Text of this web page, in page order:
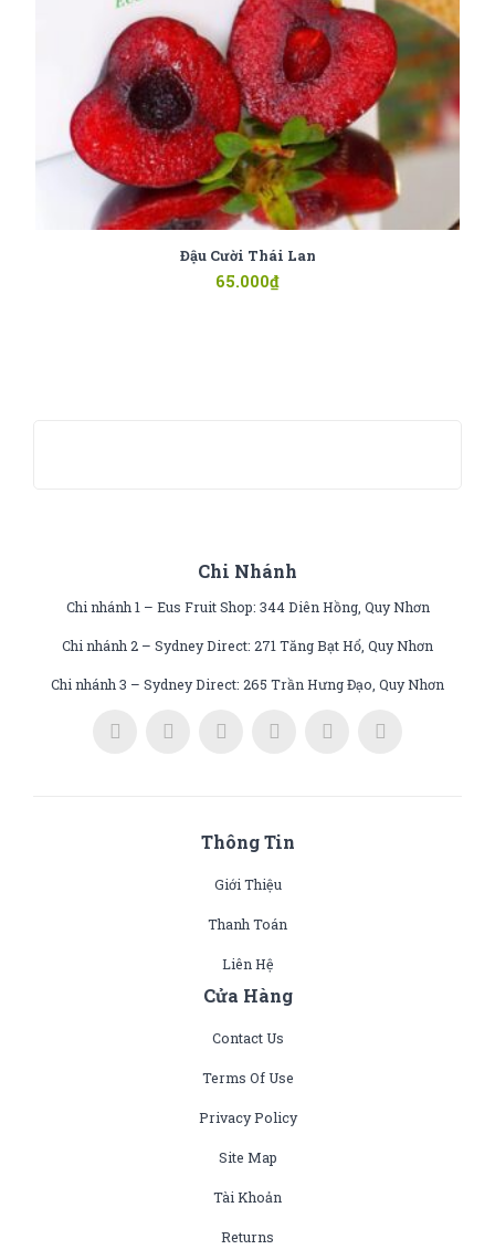
Đậu Cười Thái Lan
65.000₫
Chi Nhánh
Chi nhánh 1 – Eus Fruit Shop: 344 Diên Hồng, Quy Nhơn
Chi nhánh 2 – Sydney Direct: 271 Tăng Bạt Hổ, Quy Nhơn
Chi nhánh 3 – Sydney Direct: 265 Trần Hưng Đạo, Quy Nhơn
Thông Tin
Giới Thiệu
Thanh Toán
Liên Hệ
Cửa Hàng
Contact Us
Terms Of Use
Privacy Policy
Site Map
Tài Khoản
Returns